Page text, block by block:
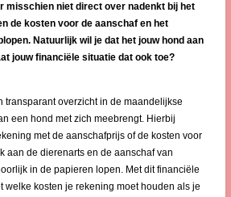
misschien niet direct over nadenkt bij het
de kosten voor de aanschaf en het
Natuurlijk wil je dat het jouw hond aan
jouw financiële situatie dat ook toe?
transparant overzicht in de maandelijkse
een hond met zich meebrengt. Hierbij
met de aanschafprijs of de kosten voor
aan de dierenarts en de aanschaf van
in de papieren lopen. Met dit financiële
welke kosten je rekening moet houden als je